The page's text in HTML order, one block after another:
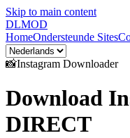
Skip to main content
DLMOD
HomeOndersteunde Sites
📸Instagram Downloader
Download
DIRECT